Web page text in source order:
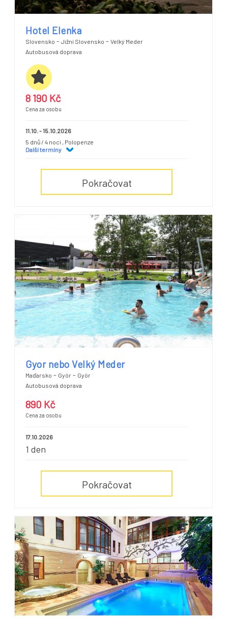
Hotel Elenka
Slovensko - Jižní Slovensko - Velký Meder
Autobusová doprava
8 190 Kč
Cena za osobu
11.10. - 15.10.2026
5 dnů / 4 noci , Polopenze
Další termíny
Pokračovat
Gyor nebo Velký Meder
Maďarsko - Györ - Györ
Autobusová doprava
890 Kč
Cena za osobu
17.10.2026
1 den
Pokračovat